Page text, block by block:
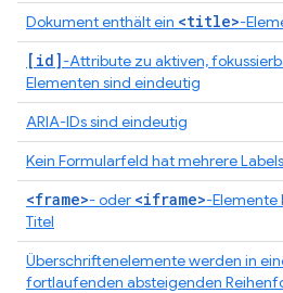
Dokument enthält ein <title>-
[id]-Attribute zu aktiven,
Elementen sind eindeutig
ARIA-IDs sind eindeutig
Kein Formularfeld hat mehrere Labels
<frame>- oder <iframe>-Elemente
Titel
Überschriftenelemente werden in
fortlaufenden absteigenden